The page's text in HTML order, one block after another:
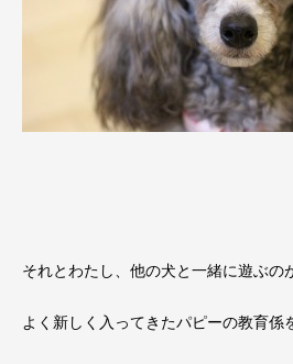
それとわたし、他の犬と一緒に遊ぶの
よく新しく入ってきたパピーの教育係